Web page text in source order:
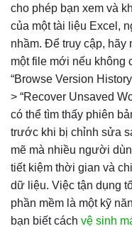
cho phép bạn xem và
của một tài liệu Excel,
nhầm. Để truy cập, hãy
một file mới nếu không
“Browse Version
> “Recover Unsaved
có thể tìm thấy phiên
trước khi bị chỉnh sửa
mẽ mà nhiều người
tiết kiệm thời gian và
dữ liệu. Việc tận dụng
phần mềm là một kỹ
bạn biết cách vệ sinh